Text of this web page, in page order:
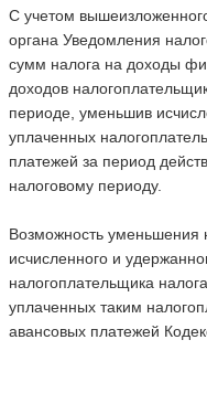
С учетом
органа Уведомления
сумм налога на доходы
доходов
периоде, уменьшив
уплаченных
платежей за период
налоговому периоду.
Возможность уменьшения
исчисленного и
налогоплательщика
уплаченных таким
авансовых платежей